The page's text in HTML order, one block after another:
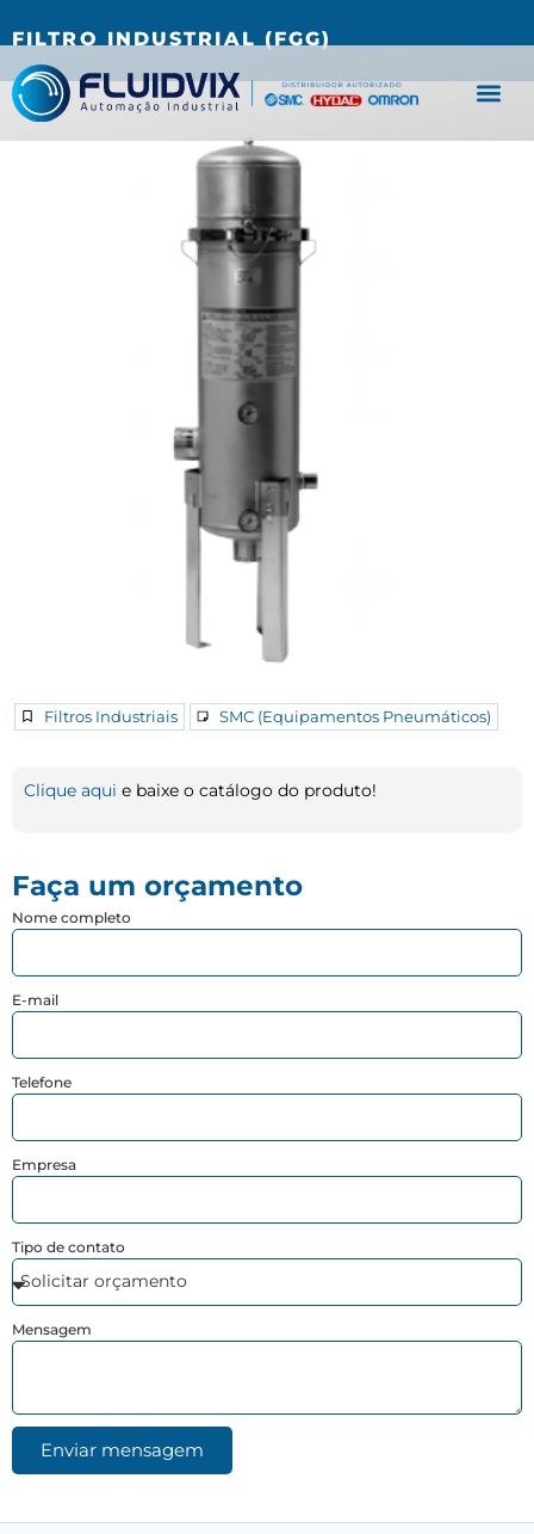
FILTRO INDUSTRIAL (FGG)
Filtros Industriais SMC (Equipamentos Pneumáticos)
Clique aqui e baixe o catálogo do produto!
Faça um orçamento
Nome completo
E-mail
Telefone
Empresa
Tipo de contato
Mensagem
Enviar mensagem